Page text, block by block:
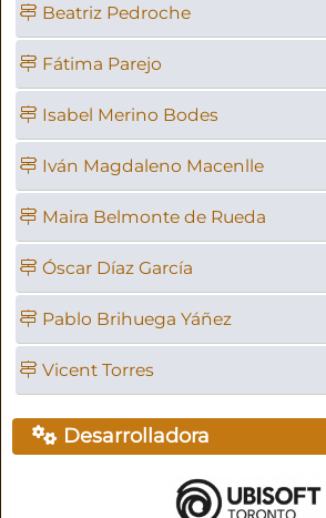
Beatriz Pedroche
Fátima Parejo
Isabel Merino Bodes
Iván Magdaleno Macenlle
Maira Belmonte de Rueda
Óscar Díaz García
Pablo Brihuega Yáñez
Vicent Torres
Desarrolladora